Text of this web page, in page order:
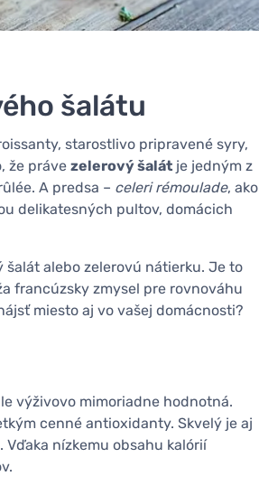
šalátu
starostlivo pripravené syry,
že práve zelerový šalát je jedným z
A predsa – celeri rémoulade, ako
delikatesných pultov, domácich
šalát alebo zelerovú nátierku. Je to
francúzsky zmysel pre rovnováhu
miesto aj vo vašej domácnosti?
výživovo mimoriadne hodnotná.
cenné antioxidanty. Skvelý je aj
nízkemu obsahu kalórií